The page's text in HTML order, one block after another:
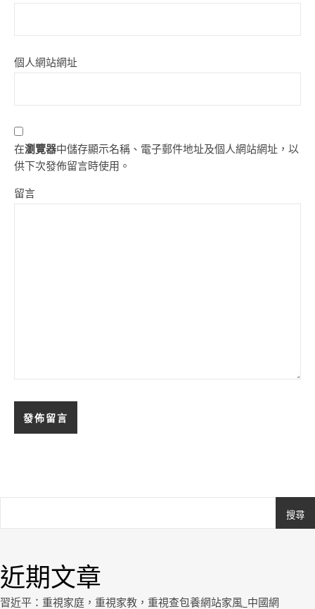
個人網站網址
在瀏覽器中儲存顯示名稱、電子郵件地址及個人網站網址，以
供下次發佈留言時使用。
留言
搜尋
近期文章
習近平：重視家庭，重視家教，重視查包養網站家風_中國網
Royal.